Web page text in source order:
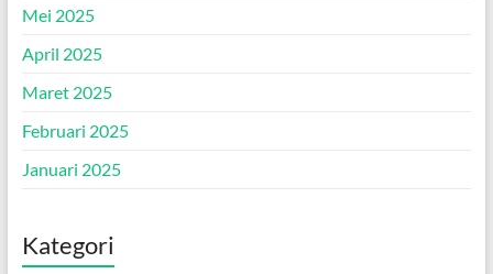
Mei 2025
April 2025
Maret 2025
Februari 2025
Januari 2025
Kategori